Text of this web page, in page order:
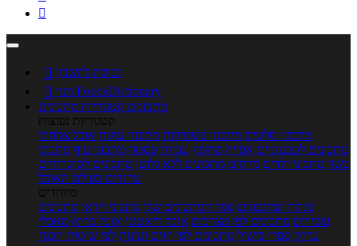

 כניסה לחשבון

מנוי FoodsDictionary
מתכונים קטגוריות מתכונים
קטגוריות נפוצות
מתכוני סלטים מתכוני פשטידות מתכוני עוגות אוכל צמחוני
מתכונים לטבעוניים אפייה מוקפץ עוגיות פסטה מתכוני עוף מתכוני
בשר מתכוני ילדים מרקים מתכונים ללא גלוטן מתכונים לסוכרתיים
טרנדים בעולם האוכל
מיוחדים
מנתח המתכונים ספר המתכונים שלי מתכוני וידאו מתכונים
עשירים מתכונים לפי מצרכים אוכל דיאטטי אוכל בריא מאכלי
עדות ספרי בישול מתכונים לפי חגים ועונות לפי שיטות הכנה